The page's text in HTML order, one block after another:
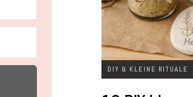
DIY & KLEINE RITUALE